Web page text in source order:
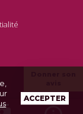
ACCEPTER